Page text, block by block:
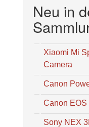
Neu in
Xiaomi Mi
Camera
Canon
Canon EOS
Sony NEX